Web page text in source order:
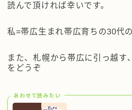
読んで頂ければ幸いです。
私=帯広生まれ帯広育ちの30代
また、札幌から帯広に引っ越す
をどうぞ
あわせて読みたい